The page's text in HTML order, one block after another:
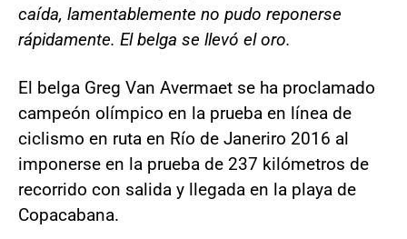
caída, lamentablemente no pudo reponerse
rápidamente. El belga se llevó el oro.
El belga Greg Van Avermaet se ha proclamado
campeón olímpico en la prueba en línea de
ciclismo en ruta en Río de Janeriro 2016 al
imponerse en la prueba de 237 kilómetros de
recorrido con salida y llegada en la playa de
Copacabana.